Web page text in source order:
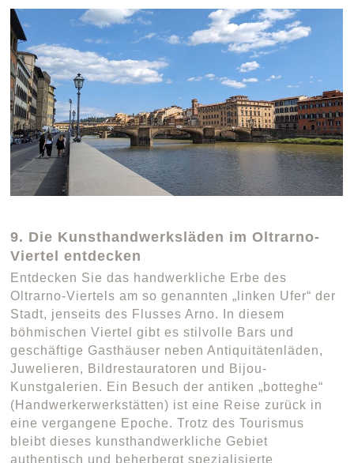
9. Die Kunsthandwerksläden im Oltrarno-
Viertel entdecken
Entdecken Sie das handwerkliche Erbe des
Oltrarno-Viertels am so genannten „linken Ufer“ der
Stadt, jenseits des Flusses Arno. In diesem
böhmischen Viertel gibt es stilvolle Bars und
geschäftige Gasthäuser neben Antiquitätenläden,
Juwelieren, Bildrestauratoren und Bijou-
Kunstgalerien. Ein Besuch der antiken „botteghe“
(Handwerkerwerkstätten) ist eine Reise zurück in
eine vergangene Epoche. Trotz des Tourismus
bleibt dieses kunsthandwerkliche Gebiet
authentisch und beherbergt spezialisierte